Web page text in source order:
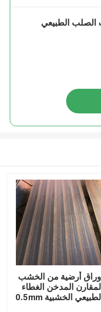
الطبيعي
أوراق أرضية من الخشب
المقارن المدخن الغطاء
الطبيعي الخشبية 0.5mm